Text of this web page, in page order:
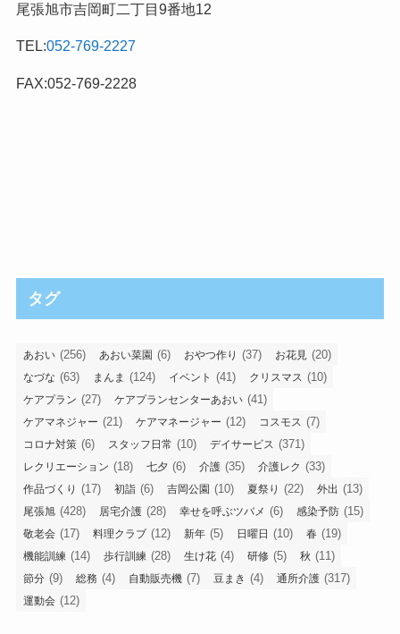
尾張旭市吉岡町二丁目9番地12
TEL:052-769-2227
FAX:052-769-2228
タグ
あおい (256) あおい菜園 (6) おやつ作り (37) お花見 (20)
なづな (63) まんま (124) イベント (41) クリスマス (10)
ケアプラン (27) ケアプランセンターあおい (41)
ケアマネジャー (21) ケアマネージャー (12) コスモス (7)
コロナ対策 (6) スタッフ日常 (10) デイサービス (371)
レクリエーション (18) 七夕 (6) 介護 (35) 介護レク (33)
作品づくり (17) 初詣 (6) 吉岡公園 (10) 夏祭り (22) 外出 (13)
尾張旭 (428) 居宅介護 (28) 幸せを呼ぶツバメ (6) 感染予防 (15)
敬老会 (17) 料理クラブ (12) 新年 (5) 日曜日 (10) 春 (19)
機能訓練 (14) 歩行訓練 (28) 生け花 (4) 研修 (5) 秋 (11)
節分 (9) 総務 (4) 自動販売機 (7) 豆まき (4) 通所介護 (317)
運動会 (12)